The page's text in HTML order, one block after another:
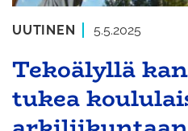
Tekoälyllä
tukea
UUTINEN 5.5.2025